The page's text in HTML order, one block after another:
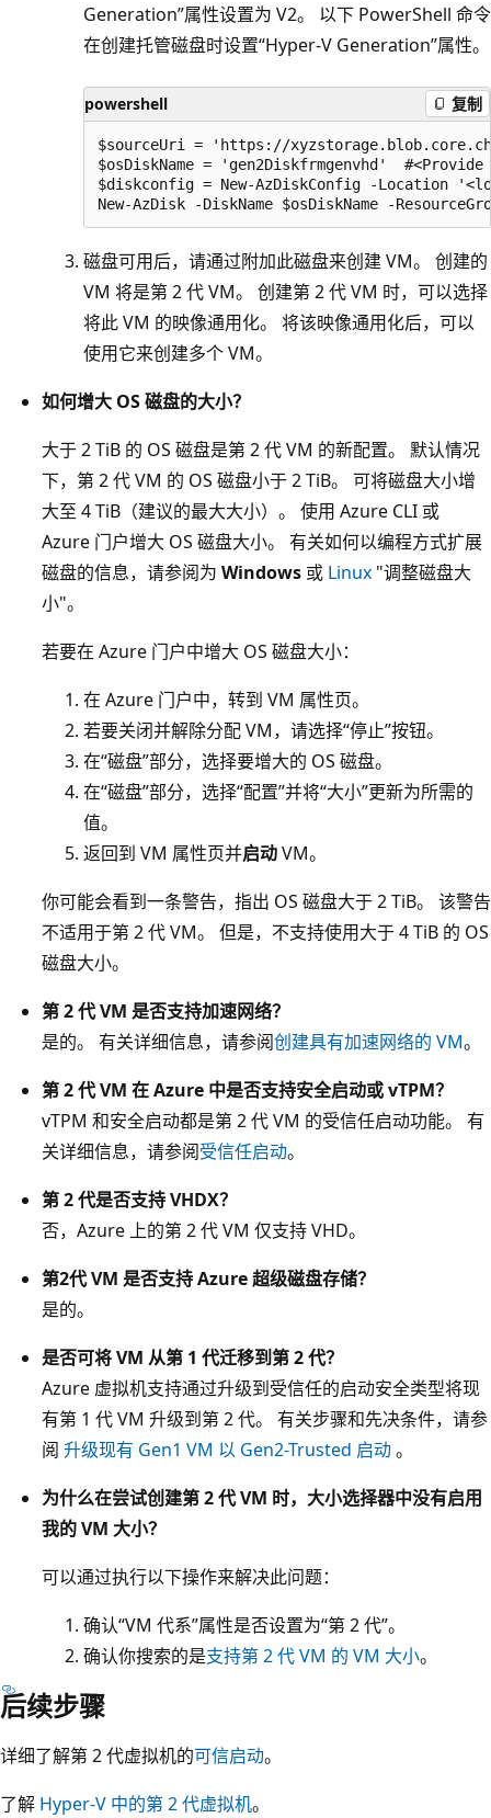
Generation”属性设置为 V2。 以下 PowerShell 命令
在创建托管磁盘时设置“Hyper-V Generation”属性。
powershell 复制
$sourceUri = 'https://
$osDiskName = 'gen2Diskfrmgenvhd'
$diskconfig = New-AzDiskConfig -Location
磁盘可用后，请通过附加此磁盘来创建 VM。 创建的
VM 将是第 2 代 VM。 创建第 2 代 VM 时，可以选择
将此 VM 的映像通用化。 将该映像通用化后，可以
使用它来创建多个 VM。
如何增大 OS 磁盘的大小？
大于 2 TiB 的 OS 磁盘是第 2 代 VM 的新配置。 默认情况
下，第 2 代 VM 的 OS 磁盘小于 2 TiB。 可将磁盘大小增
大至 4 TiB（建议的最大大小）。 使用 Azure CLI 或
Azure 门户增大 OS 磁盘大小。 有关如何以编程方式扩展
磁盘的信息，请参阅为 Windows 或 Linux "调整磁盘大
小"。
若要在 Azure 门户中增大 OS 磁盘大小：
在 Azure 门户中，转到 VM 属性页。
若要关闭并解除分配 VM，请选择“停止”按钮。
在“磁盘”部分，选择要增大的 OS 磁盘。
在“磁盘”部分，选择“配置”并将“大小”更新为所需的
值。
返回到 VM 属性页并启动VM。
你可能会看到一条警告，指出 OS 磁盘大于 2 TiB。 该警告
不适用于第 2 代 VM。 但是，不支持使用大于 4 TiB 的 OS
磁盘大小。
第 2 代 VM 是否支持加速网络？
是的。 有关详细信息，请参阅创建具有加速网络的 VM。
第 2 代 VM 在 Azure 中是否支持安全启动或 vTPM？
vTPM 和安全启动都是第 2 代 VM 的受信任启动功能。 有
关详细信息，请参阅受信任启动。
第 2 代是否支持 VHDX？
否，Azure 上的第 2 代 VM 仅支持 VHD。
第2代 VM 是否支持 Azure 超级磁盘存储？
是的。
是否可将 VM 从第 1 代迁移到第 2 代？
Azure 虚拟机支持通过升级到受信任的启动安全类型将现
有第 1 代 VM 升级到第 2 代。 有关步骤和先决条件，请参
阅 升级现有 Gen1 VM 以 Gen2-Trusted 启动。
为什么在尝试创建第 2 代 VM 时，大小选择器中没有启用
我的 VM 大小？
可以通过执行以下操作来解决此问题：
确认“VM 代系”属性是否设置为“第 2 代”。
确认你搜索的是支持第 2 代 VM 的 VM 大小。
后续步骤
详细了解第 2 代虚拟机的可信启动。
了解 Hyper-V 中的第 2 代虚拟机。